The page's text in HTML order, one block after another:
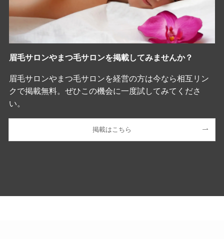
眉毛サロンやまつ毛サロンを掲載してみませんか？
眉毛サロンやまつ毛サロンを経営の方は今なら相互リン
クで掲載無料。ぜひこの機会に一度試してみてくださ
い。
掲載はこちら